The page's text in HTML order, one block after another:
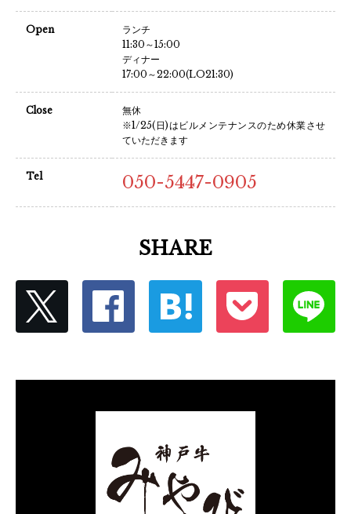
Open
ランチ
11:30～15:00
ディナー
17:00～22:00(LO21:30)
Close
無休
※1/25(日)はビルメンテナンスのため休業させ
ていただきます
Tel 050-5447-0905
SHARE